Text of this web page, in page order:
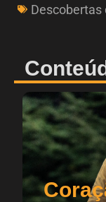
Descobertas